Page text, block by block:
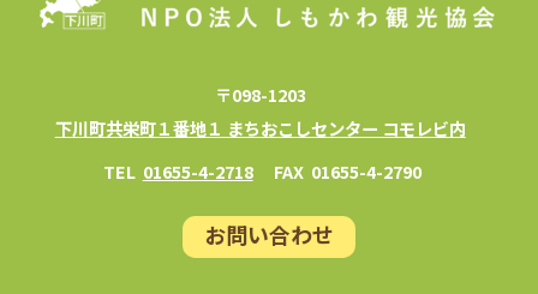
〒098-1203
下川町共栄町１番地１ まちおこしセンター コモレビ内
TEL 01655-4-2718 FAX 01655-4-2790
お問い合わせ